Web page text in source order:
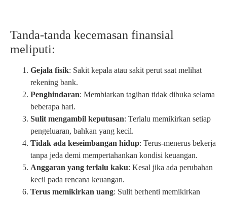
Tanda-tanda kecemasan finansial
meliputi:
Gejala fisik: Sakit kepala atau sakit perut saat melihat
rekening bank.
Penghindaran: Membiarkan tagihan tidak dibuka selama
beberapa hari.
Sulit mengambil keputusan: Terlalu memikirkan setiap
pengeluaran, bahkan yang kecil.
Tidak ada keseimbangan hidup: Terus-menerus bekerja
tanpa jeda demi mempertahankan kondisi keuangan.
Anggaran yang terlalu kaku: Kesal jika ada perubahan
kecil pada rencana keuangan.
Terus memikirkan uang: Sulit berhenti memikirkan